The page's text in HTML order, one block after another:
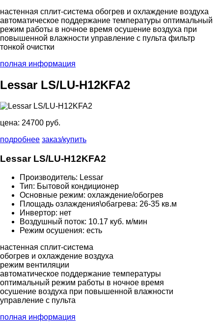
настенная сплит-система обогрев и охлаждение воздуха
автоматическое поддержание температуры оптимальный
режим работы в ночное время осушение воздуха при
повышенной влажности управление с пульта фильтр
тонкой очистки
полная информация
Lessar LS/LU-H12KFA2
цена: 24700 руб.
подробнее заказ/купить
Lessar LS/LU-H12KFA2
Производитель: Lessar
Тип: Бытовой кондиционер
Основные режим: охлаждение/обогрев
Площадь озлаждения\обагрева: 26-35 кв.м
Инвертор: нет
Воздушный поток: 10.17 куб. м/мин
Режим осушения: есть
настенная сплит-система
обогрев и охлаждение воздуха
режим вентиляции
автоматическое поддержание температуры
оптимальный режим работы в ночное время
осушение воздуха при повышенной влажности
управление с пульта
полная информация